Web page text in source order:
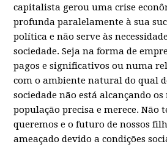
capitalista gerou uma crise
profunda paralelamente à sua
política e não serve às
sociedade. Seja na forma de
pagos e significativos ou numa
com o ambiente natural do qual
sociedade não está alcançando
população precisa e merece. Não
queremos e o futuro de nossos
ameaçado devido a condições